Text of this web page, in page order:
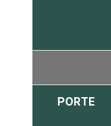
PORTE